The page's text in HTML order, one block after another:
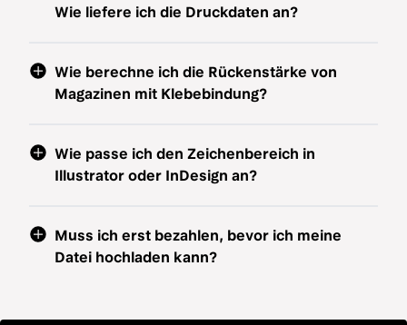
Wie liefere ich die Druckdaten an?
Wie berechne ich die Rückenstärke von
Magazinen mit Klebebindung?
Wie passe ich den Zeichenbereich in
Illustrator oder InDesign an?
Muss ich erst bezahlen, bevor ich meine
Datei hochladen kann?